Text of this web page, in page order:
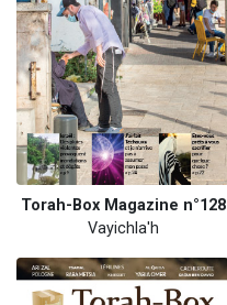
Torah-Box Magazine n°128
Vayichla'h